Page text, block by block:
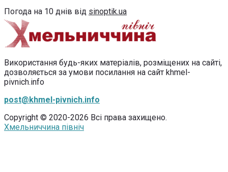
Погода на 10 днів від sinoptik.ua
Використання будь-яких матеріалів, розміщених на сайті,
дозволяється за умови посилання на сайт khmel-
pivnich.info
post@khmel-pivnich.info
Copyright © 2020-2026 Всі права захищено.
Хмельниччина північ